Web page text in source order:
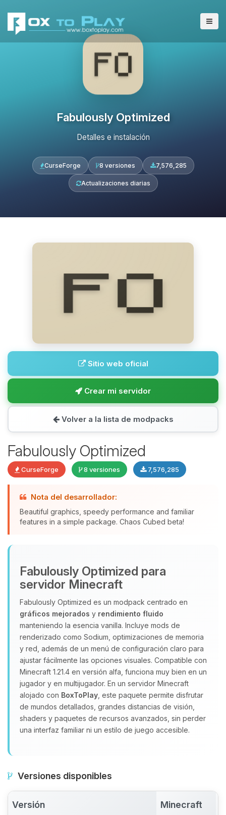
Fabulously Optimized
Detalles e instalación
CurseForge 8 versiones 7,576,285
Actualizaciones diarias
Sitio web oficial
Crear mi servidor
Volver a la lista de modpacks
Fabulously Optimized
CurseForge 8 versiones 7,576,285
Nota del desarrollador:
Beautiful graphics, speedy performance and familiar
features in a simple package. Chaos Cubed beta!
Fabulously Optimized para
servidor Minecraft
Fabulously Optimized es un modpack centrado en
gráficos mejorados y rendimiento fluido
manteniendo la esencia vanilla. Incluye mods de
renderizado como Sodium, optimizaciones de memoria
y red, además de un menú de configuración claro para
ajustar fácilmente las opciones visuales. Compatible con
Minecraft 1.21.4 en versión alfa, funciona muy bien en un
jugador y en multijugador. En un servidor Minecraft
alojado con BoxToPlay , este paquete permite disfrutar
de mundos detallados, grandes distancias de visión,
shaders y paquetes de recursos avanzados, sin perder
una interfaz familiar ni un estilo de juego accesible.
Versiones disponibles
Versión Minecraft
que necesitas y moveré mis
pequenos circuitos para ayudarte.